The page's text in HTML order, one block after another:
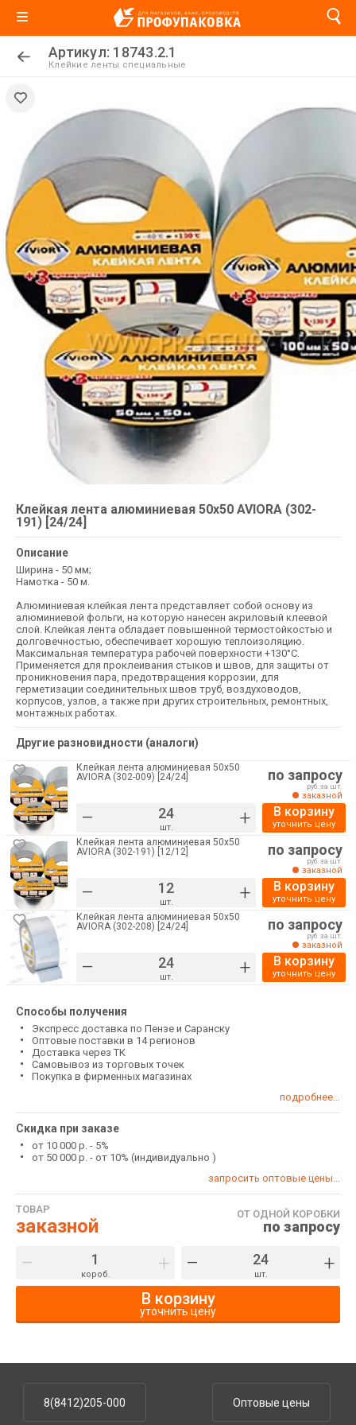
Артикул: 18743.2.1
Клейкие ленты специальные
Клейкая лента алюминиевая 50х50 AVIORA (302-
191) [24/24]
Описание
Ширина - 50 мм;
Намотка - 50 м.
Алюминиевая клейкая лента представляет собой основу из
алюминиевой фольги, на которую нанесен акриловый клеевой
слой. Клейкая лента обладает повышенной термостойкостью и
долговечностью, обеспечивает хорошую теплоизоляцию.
Максимальная температура рабочей поверхности +130°С.
Применяется для проклеивания стыков и швов, для защиты от
проникновения пара, предотвращения коррозии, для
герметизации соединительных швов труб, воздуховодов,
корпусов, узлов, а также при других строительных, ремонтных,
монтажных работах.
Другие разновидности (аналоги)
Клейкая лента алюминиевая 50х50
AVIORA (302-009) [24/24]
– шт. +
по запросу
руб. за шт.
заказной
В корзину
уточнить цену
Клейкая лента алюминиевая 50х50
AVIORA (302-191) [12/12]
– шт. +
по запросу
руб. за шт.
заказной
В корзину
уточнить цену
Клейкая лента алюминиевая 50х50
AVIORA (302-208) [24/24]
– шт. +
по запросу
руб. за шт.
заказной
В корзину
уточнить цену
Способы получения
Экспресс доставка по Пензе и Саранску
Оптовые поставки в 14 регионов
Доставка через ТК
Самовывоз из торговых точек
Покупка в фирменных магазинах
подробнее...
Скидка при заказе
от 10 000 р. - 5%
от 50 000 р. - от 10% (индивидуально )
запросить оптовые цены...
ТОВАР
заказной
ОТ ОДНОЙ КОРОБКИ
по запросу
– короб. + – шт. +
В корзину
уточнить цену
8(8412)205-000 Оптовые цены